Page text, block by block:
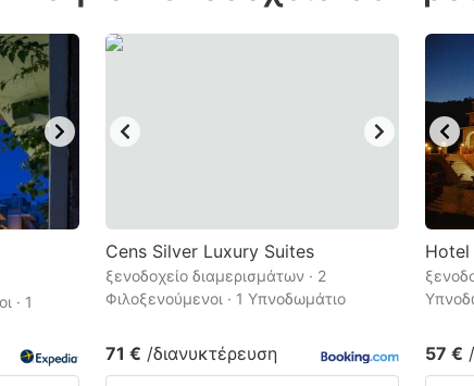
shortcuts
for
changing
dates.
· 1
Cens Silver Luxury Suites
ξενοδοχείο διαμερισμάτων · 2
Φιλοξενούμενοι · 1 Υπνοδωμάτιο
71 € /διανυκτέρευση
Hotel
57 €